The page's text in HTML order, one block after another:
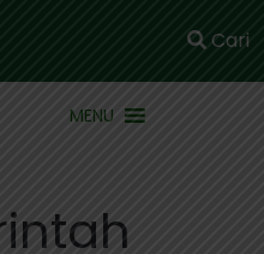
Cari
MENU